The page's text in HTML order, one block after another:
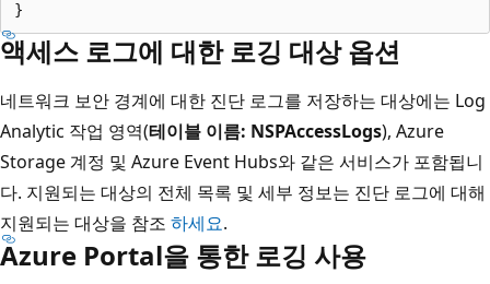
액세스 로그에 대한 로깅 대상 옵션
네트워크 보안 경계에 대한 진단 로그를 저장하는 대상에는 Log
Analytic 작업 영역(테이블 이름: NSPAccessLogs), Azure
Storage 계정 및 Azure Event Hubs와 같은 서비스가 포함됩니
다. 지원되는 대상의 전체 목록 및 세부 정보는 진단 로그에 대해
지원되는 대상을 참조 하세요.
Azure Portal을 통한 로깅 사용